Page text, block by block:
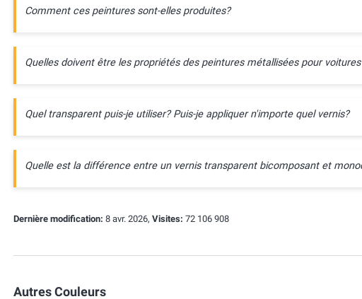
Comment ces peintures sont-elles produites?
Quelles doivent être les propriétés des peintures métallisées pour
Quel transparent puis-je utiliser? Puis-je appliquer n'importe quel vernis?
Quelle est la différence entre un vernis transparent bicomposant et
Dernière modification: 8 avr. 2026, Visites: 72 106 908
Autres Couleurs